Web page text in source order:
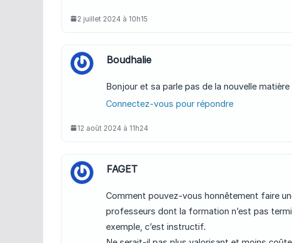
2 juillet 2024 à 10h15
Boudhalie
Bonjour et sa parle pas de la nouvelle
Connectez-vous pour répondre
12 août 2024 à 11h24
FAGET
Comment pouvez-vous honnêtement faire
professeurs dont la formation n’est pas
exemple, c’est instructif.